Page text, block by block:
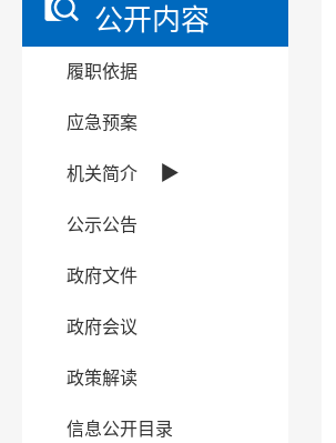
公开内容
履职依据
应急预案
机关简介 ▶
公示公告
政府文件
政府会议
政策解读
信息公开目录